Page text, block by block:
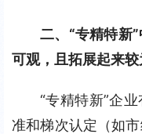
二、“专精特新
可观，且拓展起来较
“专精特新”企
准和梯次认定（如